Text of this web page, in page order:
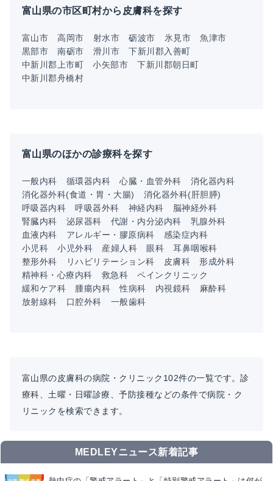
富山県の市区町村から皮膚科を探す
富山市 高岡市 射水市 砺波市 氷見市
魚津市
黒部市
南砺市 滑川市
下新川郡入善町
中新川郡上市町
小矢部市
下新川郡朝日町
中新川郡舟橋村
富山県のほかの診療科を探す
一般内科 循環器内科 心臓・血管外科
消化器内科
消化器外科(食道・胃・大腸)
消化器外科(肝胆膵)
呼吸器内科
呼吸器外科 神経内科
脳神経外科
腎臓内科
泌尿器科 代謝・内分泌内科
乳腺外科
血液内科
アレルギー・膠原病科
感染症内科
小児科
小児外科 産婦人科 眼科
耳鼻咽喉科
整形外科
リハビリテーション科 皮膚科
形成外科
精神科・心療内科
救急科
ペインクリニック
緩和ケア科
腫瘍内科 性病科 内視鏡科
麻酔科
放射線科
口腔外科 一般歯科
富山県の皮膚科の病院・クリニック102件の一覧です。診
療科、土曜・日曜診療、予防接種などの条件で病院・ク
リニックを検索できます。
MEDLEYニュース新着記事